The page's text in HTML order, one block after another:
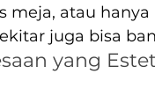
meja, atau
juga bisa
yang